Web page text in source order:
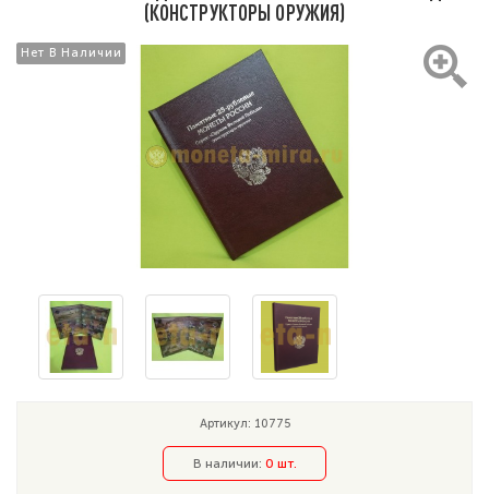
(КОНСТРУКТОРЫ ОРУЖИЯ)
Нет В Наличии
Нет В Наличии
Артикул: 10775
В наличии: 0 шт.